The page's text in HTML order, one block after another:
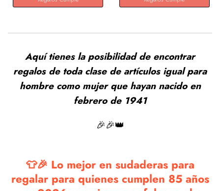
Aquí tienes la posibilidad de encontrar
regalos de toda clase de artículos igual para
hombre como mujer que hayan nacido en
febrero de 1941
🎉🎉👑
👕🎉 Lo mejor en sudaderas para
regalar para quienes cumplen 85 años